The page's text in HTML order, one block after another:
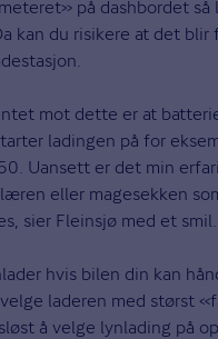
på dashbordet så
kan du risikere at det blir
mot dette er at
ladingen på for
Uansett er det min
eller magesekken
sier Fleinsjø med et smil.
hvis bilen din kan
laderen med størst
å velge lynlading på